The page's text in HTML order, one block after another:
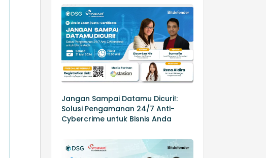
Jangan Sampai Datamu Dicuri!:
Solusi Pengamanan 24/7 Anti-
Cybercrime untuk Bisnis Anda